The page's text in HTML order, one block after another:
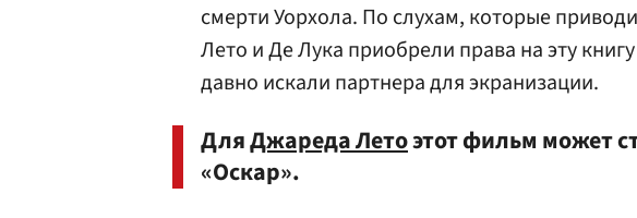
смерти Уорхола. По слухам, которые
Лето и Де Лука приобрели права на эту
давно искали партнера для экранизации.
ДляДжареда Летоэтот фильм может
«Оскар».